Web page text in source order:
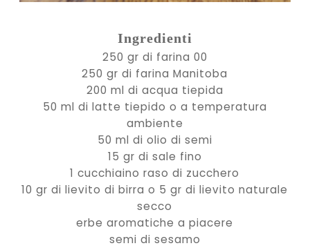
Ingredienti
250 gr di farina 00
250 gr di farina Manitoba
200 ml di acqua tiepida
50 ml di latte tiepido o a temperatura
ambiente
50 ml di olio di semi
15 gr di sale fino
1 cucchiaino raso di zucchero
10 gr di lievito di birra o 5 gr di lievito naturale
secco
erbe aromatiche a piacere
semi di sesamo